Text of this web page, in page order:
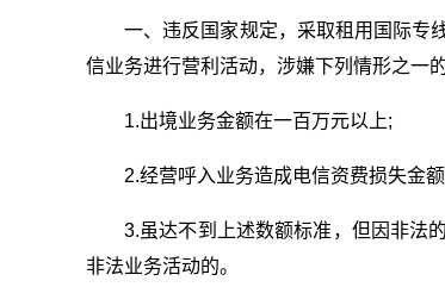
一、违反国家规定，采取租用国际专
信业务进行营利活动，涉嫌下列情形之一
1.出境业务金额在一百万元以上;
2.经营呼入业务造成电信资费损失金
3.虽达不到上述数额标准，但因非法
非法业务活动的。